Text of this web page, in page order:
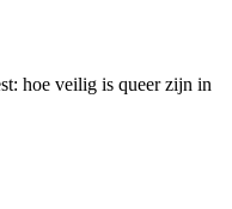
hoe veilig is queer zijn in